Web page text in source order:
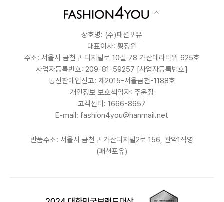
상호명: (주)패션포유
대표이사: 황정원
주소: 서울시 금천구 디지털로 10길 78 가산테라타워 625호
사업자등록번호: 209-81-59257 [사업자등록번호]
통신판매업신고: 제2015-서울금천-1188호
개인정보 보호책임자: 주윤정
고객센터: 1666-8657
E-mail: fashion4you@hanmail.net
반품주소: 서울시 금천구 가산디지털2로 156, 관악1직영
(패션포유)